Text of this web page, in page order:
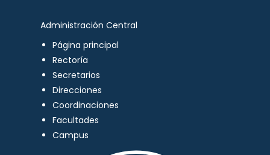
Administración Central
Página principal
Rectoría
Secretarios
Direcciones
Coordinaciones
Facultades
Campus